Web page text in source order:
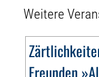
Weitere
Freunden